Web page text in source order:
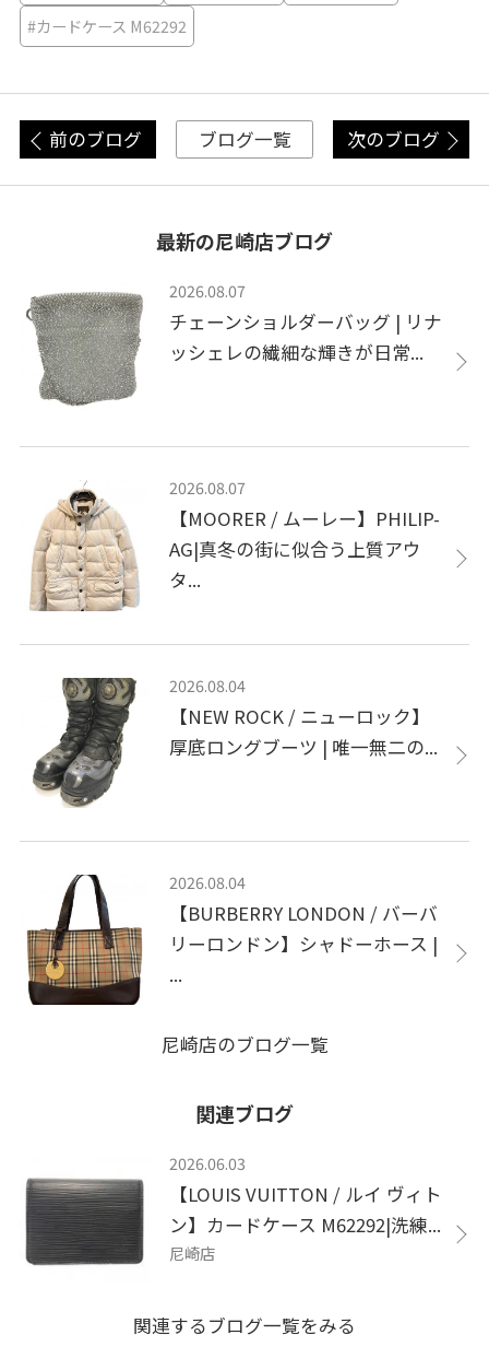
#カードケース M62292
前のブログ ブログ一覧 次のブログ
最新の尼崎店ブログ
2026.08.07
チェーンショルダーバッグ | リナ
ッシェレの繊細な輝きが日常...
2026.08.07
【MOORER / ムーレー】PHILIP-
AG|真冬の街に似合う上質アウ
タ...
2026.08.04
【NEW ROCK / ニューロック】
厚底ロングブーツ | 唯一無二の...
2026.08.04
【BURBERRY LONDON / バーバ
リーロンドン】シャドーホース |
...
尼崎店のブログ一覧
関連ブログ
2026.06.03
【LOUIS VUITTON / ルイ ヴィト
ン】カードケース M62292|洗練...
尼崎店
関連するブログ一覧をみる